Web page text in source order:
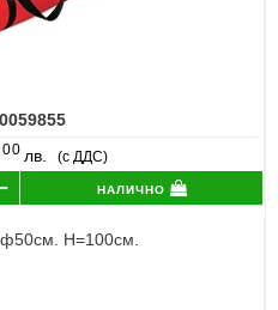
00 лв. (с ДДС)
налично
ф50см. Н=100см.